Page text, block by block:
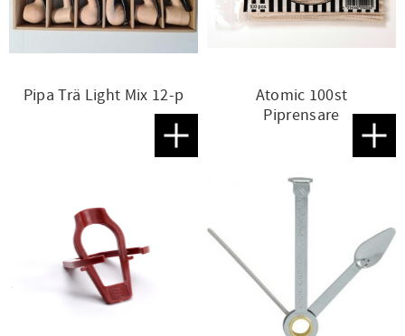
Pipa Trä Light Mix 12-p
Lägg till i favoriter
Atomic 100st
Piprensare